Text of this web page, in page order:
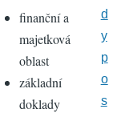
finanční a
majetková
oblast
základní
doklady
d
y
p
o
s